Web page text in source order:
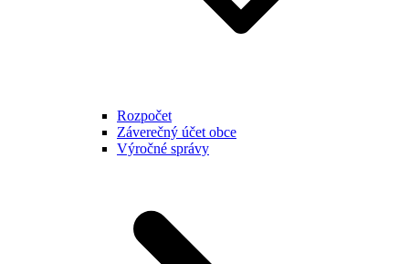
Rozpočet
Záverečný účet obce
Výročné správy